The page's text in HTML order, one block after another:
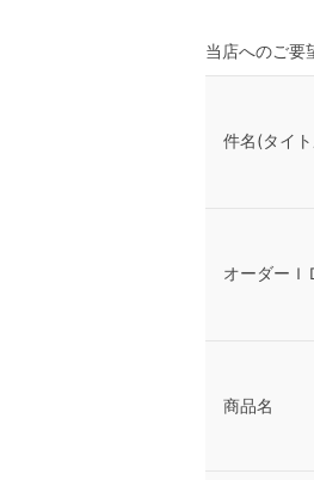
当店へのご要
件名(タイ
オーダーＩ
商品名